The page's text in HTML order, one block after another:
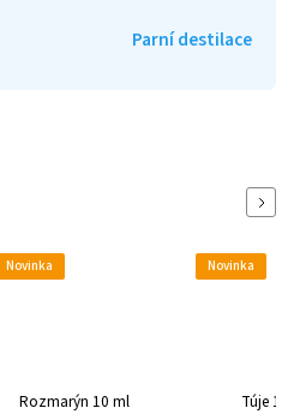
Parní destilace
Novinka
Rozmarýn 10 ml
Novinka
Túje
Next